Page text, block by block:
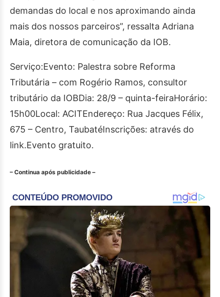
demandas do local e nos aproximando ainda
mais dos nossos parceiros”, ressalta Adriana
Maia, diretora de comunicação da IOB.
Serviço:Evento: Palestra sobre Reforma
Tributária – com Rogério Ramos, consultor
tributário da IOBDia: 28/9 – quinta-feiraHorário:
15h00Local: ACITEndereço: Rua Jacques Félix,
675 – Centro, TaubatéInscrições: através do
link.Evento gratuito.
– Continua após publicidade –